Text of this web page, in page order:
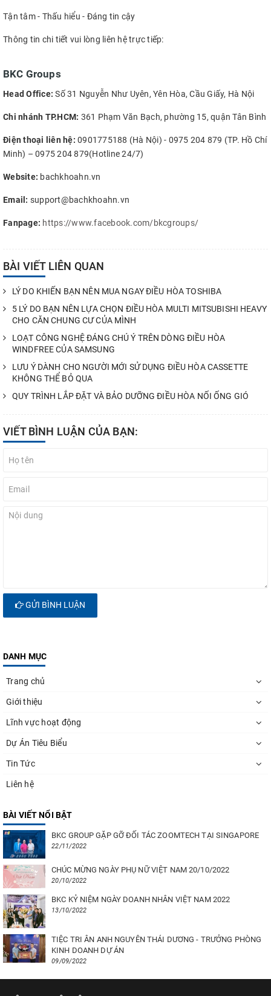
Tận tâm - Thấu hiểu - Đáng tin cậy
Thông tin chi tiết vui lòng liên hệ trực tiếp:
BKC Groups
Head Office: Số 31 Nguyễn Như Uyên, Yên Hòa, Cầu Giấy, Hà Nội
Chi nhánh TP.HCM: 361 Phạm Văn Bạch, phường 15, quận Tân Bình
Điện thoại liên hệ: 0901775188 (Hà Nội) - 0975 204 879 (TP. Hồ Chí
Minh) – 0975 204 879(Hotline 24/7)
Website: bachkhoahn.vn
Email: support@bachkhoahn.vn
Fanpage: https://www.facebook.com/bkcgroups/
BÀI VIẾT LIÊN QUAN
LÝ DO KHIẾN BẠN NÊN MUA NGAY ĐIỀU HÒA TOSHIBA
5 LÝ DO BẠN NÊN LỰA CHỌN ĐIỀU HÒA MULTI MITSUBISHI HEAVY
CHO CĂN CHUNG CƯ CỦA MÌNH
LOẠT CÔNG NGHỆ ĐÁNG CHÚ Ý TRÊN DÒNG ĐIỀU HÒA
WINDFREE CỦA SAMSUNG
LƯU Ý DÀNH CHO NGƯỜI MỚI SỬ DỤNG ĐIỀU HÒA CASSETTE
KHÔNG THỂ BỎ QUA
QUY TRÌNH LẮP ĐẶT VÀ BẢO DƯỠNG ĐIỀU HÒA NỐI ỐNG GIÓ
VIẾT BÌNH LUẬN CỦA BẠN:
GỬI BÌNH LUẬN
DANH MỤC
Trang chủ
Giới thiệu
Lĩnh vực hoạt động
Dự Án Tiêu Biểu
Tin Tức
Liên hệ
BÀI VIẾT NỔI BẬT
BKC GROUP GẶP GỠ ĐỐI TÁC ZOOMTECH TẠI SINGAPORE
22/11/2022
CHÚC MỪNG NGÀY PHỤ NỮ VIỆT NAM 20/10/2022
20/10/2022
BKC KỶ NIỆM NGÀY DOANH NHÂN VIỆT NAM 2022
13/10/2022
TIỆC TRI ÂN ANH NGUYÊN THÁI DƯƠNG - TRƯỞNG PHÒNG
KINH DOANH DỰ ÁN
09/09/2022